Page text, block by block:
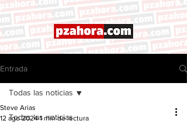
Entrada
Todas las noticias
Todas las noticias
Steve Arias
12 ago 2024 1 min de lectura